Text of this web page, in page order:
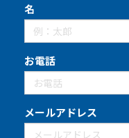
名
お電話
メールアドレス